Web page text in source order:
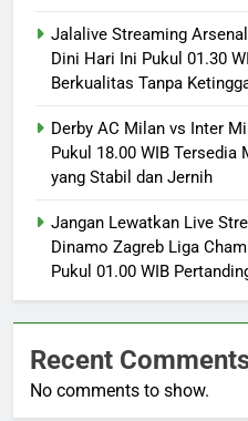
Jalalive Streaming
Dini Hari Ini Pukul 01.30
Berkualitas Tanpa
Derby AC Milan vs Inter
Pukul 18.00 WIB
yang Stabil dan Jernih
Jangan Lewatkan Live
Dinamo Zagreb Liga
Pukul 01.00 WIB
Recent
No comments to show.